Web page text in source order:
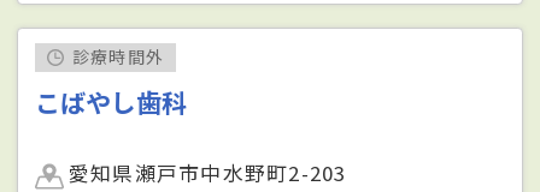
診療時間外
こばやし歯科
愛知県瀬戸市中水野町2-203